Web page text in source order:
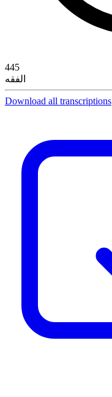
445
الفقه
Download all transcriptions